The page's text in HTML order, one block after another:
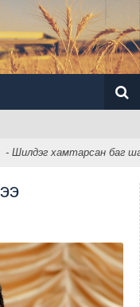
- Шилдэг хамтарсан баг